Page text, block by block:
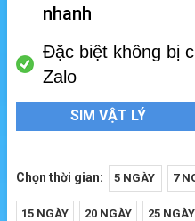
nhanh
Đặc biệt không bị
Zalo
SIM VẬT LÝ
Chọn thời gian: 5 NGÀY 7
15 NGÀY 20 NGÀY 25 NGÀY